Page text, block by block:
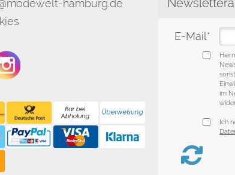
hamburg.de